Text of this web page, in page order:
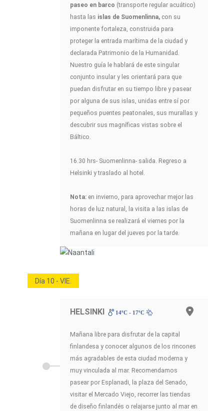
paseo en barco (transporte regular acuático)
hasta las islas de Suomenlinna, con su
imponente fortaleza, construida para
proteger la entrada marítima de la ciudad y
declarada Patrimonio de la Humanidad.
Nuestro guía le hablará de este singular
conjunto insular y les orientará para que
puedan disfrutar en su tiempo libre y pasear
por alguna de sus islas, unidas entre sí por
pequeños puentes peatonales, sus murallas y
descubrir sus magníficas vistas sobre el
Báltico.
16.30 hrs- Suomenlinna- salida. Regreso a
Helsinki y traslado al hotel.
Nota: en invierno, para aprovechar mejor las
horas de luz natural, la visita a las islas de
Suomenlinna se realizará el viernes por la
mañana en lugar del jueves por la tarde.
Día 10 - VIE.
HELSINKI 14ºC - 17ºC
Mañana libre para disfrutar de la capital
finlandesa y conocer algunos de los rincones
más agradables de esta ciudad moderna y
muy vinculada al mar. Recomendamos
pasear por Esplanadi, la plaza del Senado,
visitar el Mercado Viejo, recorrer las tiendas
de diseño finlandés o relajarse junto al mar en